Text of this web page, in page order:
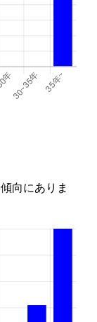
向にありま